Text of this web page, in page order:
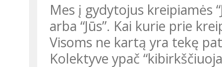
Mes į gydytojus kreipiamės
arba “Jūs”. Kai kurie prie
Visoms ne kartą yra tekę
Kolektyve ypač